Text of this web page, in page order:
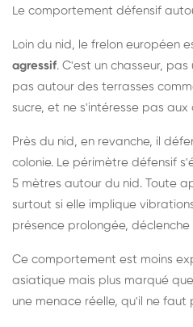
Le comportement défensif
Loin du nid, le frelon européen
agressif. C'est un chasseur, pas
pas autour des terrasses
sucre, et ne s'intéresse pas aux
Près du nid, en revanche, il
colonie. Le périmètre défensif
5 mètres autour du nid. Toute
surtout si elle implique
présence prolongée,
Ce comportement est moins
asiatique mais plus marqué
une menace réelle, qu'il ne faut